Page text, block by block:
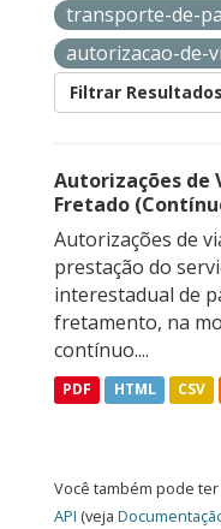
transporte-de-
autorizacao-de-
Filtrar Resultados
Autorizações de
Fretado
Autorizações de
prestação do
interestadual de
fretamento, na
contínuo....
PDF HTML CSV
Você também pode
API (veja